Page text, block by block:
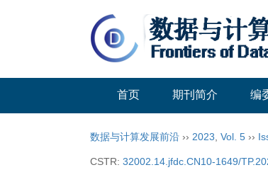
首页 期刊简介 编
数据与计算发展前沿 ›› 2023, Vol. 5 ››
CSTR: 32002.14.jfdc.CN10-1649/